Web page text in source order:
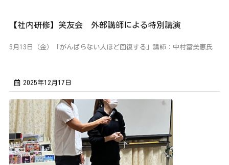
【社内研修】笑友会 外部講師による特別講演
3月13日（金）「がんばらない人ほど回復する」講師：中村冨美恵氏
2025年12月17日